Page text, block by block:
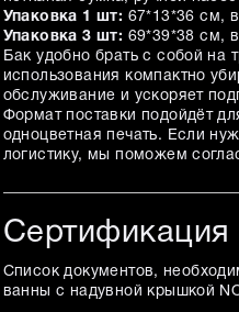
Упаковка 1 шт: 67*13*36 см,
Упаковка 3 шт: 69*39*38 см,
Бак удобно брать с собой на
использования компактно
обслуживание и ускоряет
Формат поставки подойдёт
одноцветная печать. Если
логистику, мы поможем
Сертификация
Список документов,
ванны с надувной крышкой